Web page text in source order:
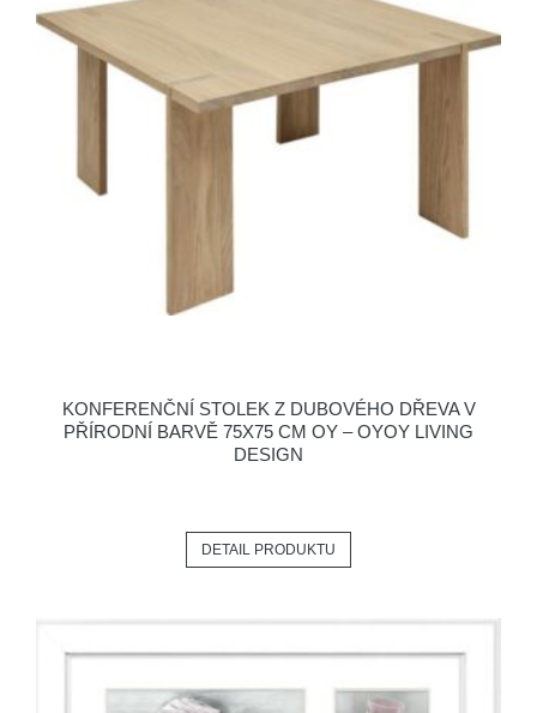
KONFERENČNÍ STOLEK Z DUBOVÉHO DŘEVA V
PŘÍRODNÍ BARVĚ 75X75 CM OY – OYOY LIVING
DESIGN
DETAIL PRODUKTU